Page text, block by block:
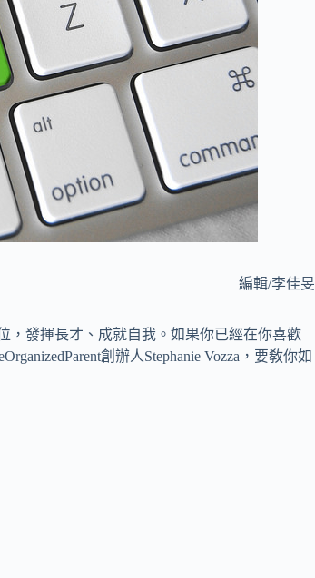
編輯/李佳旻
，發揮長才、成就自我。如果你已經在你喜歡
創辦人Stephanie Vozza，要敎你如